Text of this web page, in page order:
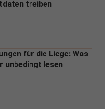
treiben
für die Liege: Was
unbedingt lesen